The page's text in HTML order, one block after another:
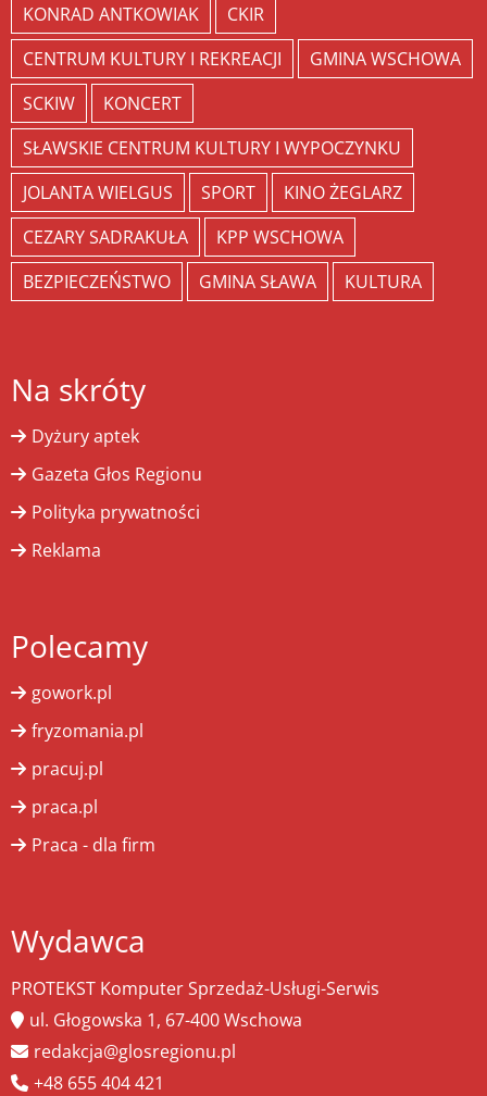
KONRAD ANTKOWIAK
CKIR
CENTRUM KULTURY I REKREACJI
GMINA WSCHOWA
SCKIW
KONCERT
SŁAWSKIE CENTRUM KULTURY I WYPOCZYNKU
JOLANTA WIELGUS
SPORT
KINO ŻEGLARZ
CEZARY SADRAKUŁA
KPP WSCHOWA
BEZPIECZEŃSTWO
GMINA SŁAWA KULTURA
Na skróty
Dyżury aptek
Gazeta Głos Regionu
Polityka prywatności
Reklama
Polecamy
gowork.pl
fryzomania.pl
pracuj.pl
praca.pl
Praca - dla firm
Wydawca
PROTEKST Komputer Sprzedaż-Usługi-Serwis
ul. Głogowska 1, 67-400 Wschowa
redakcja@glosregionu.pl
+48 655 404 421